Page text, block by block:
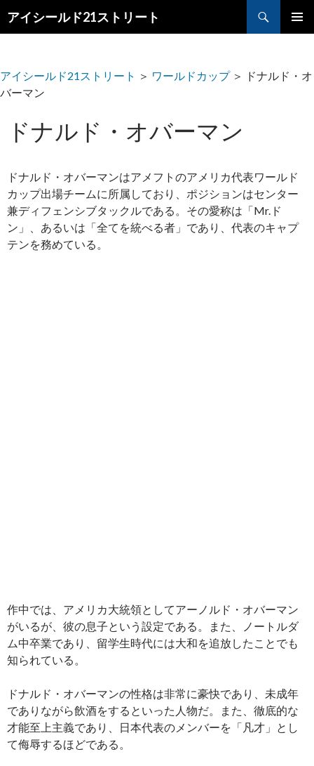
アイシールド21ストリート
索
イ
ュ
ー
ン
ツ
ッ
アイシールド21ストリート ＞ ワールドカップ＞
ドナルド・オ
バーマン
ドナルド・オバーマン
ドナルド・オバーマンはアメフトのアメリカ代表ワールド
カップ出場チームに所属しており、ポジションはセンター
兼ディフェンシブタックルである。その愛称は「Mr.ド
ン」、あるいは「全てを統べる者」であり、代表のキャプ
テンを務めている。
作中では、アメリカ大統領としてアーノルド・オバーマン
がいるが、彼の息子という設定である。また、ノートルダ
ム中卒業であり、留学生時代には大和を追放したことでも
知られている。
ドナルド・オバーマンの性格は非常に豪快であり、未成年
でありながら飲酒をするといった人物だ。また、徹底的な
才能至上主義であり、日本代表のメンバーを「凡才」とし
て侮辱するほどである。